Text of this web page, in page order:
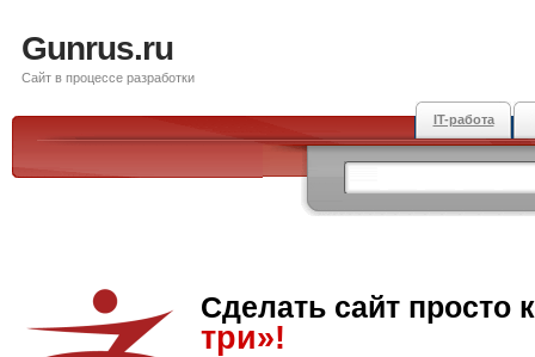
Gunrus.ru
Сайт в процессе разработки
IT-работа
Сделать сайт просто
три»!